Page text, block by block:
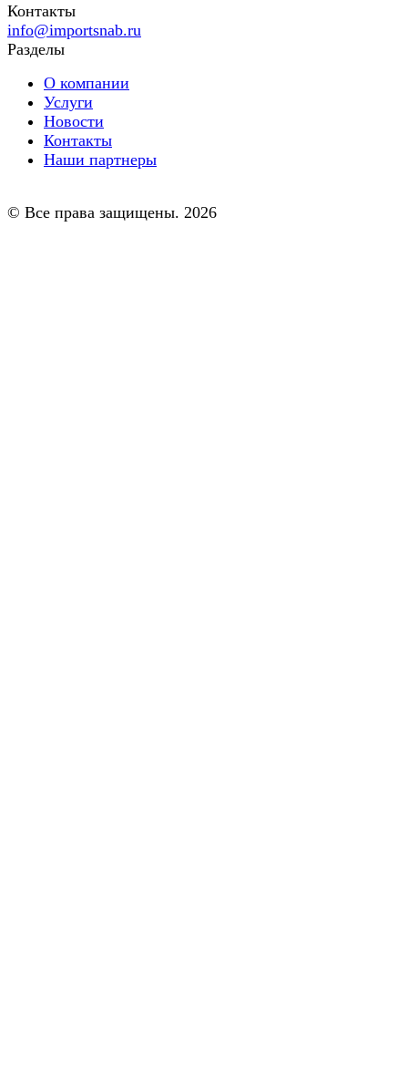
Контакты
info@importsnab.ru
Разделы
О компании
Услуги
Новости
Контакты
Наши партнеры
© Все права защищены. 2026